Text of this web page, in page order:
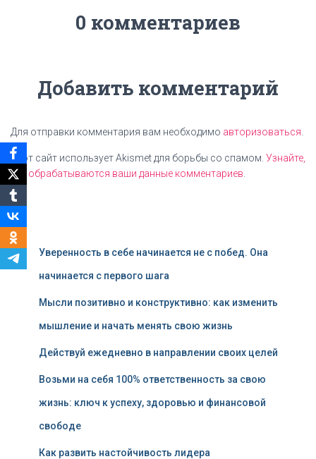
0 комментариев
Добавить комментарий
Для отправки комментария вам необходимо авторизоваться
Этот сайт использует Akismet для борьбы со спамом. Узнайте,
как обрабатываются ваши данные комментариев
Уверенность в себе начинается не с побед. Она
начинается с первого шага
Мысли позитивно и конструктивно: как изменить
мышление и начать менять свою жизнь
Действуй ежедневно в направлении своих целей
Возьми на себя 100% ответственность за свою
жизнь: ключ к успеху, здоровью и финансовой
свободе
Как развить настойчивость лидера